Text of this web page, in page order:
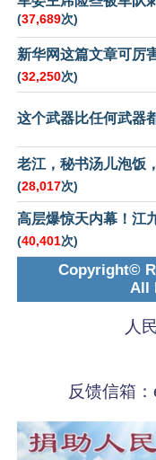
(37,689次)
新华网这篇文章可厉
(32,250次)
这个武器比任何武器
老江，秘书汤儿泡饭
(28,017次)
高层爆惊天内幕！江
(40,401次)
Copyright©
All
人
反馈信箱：